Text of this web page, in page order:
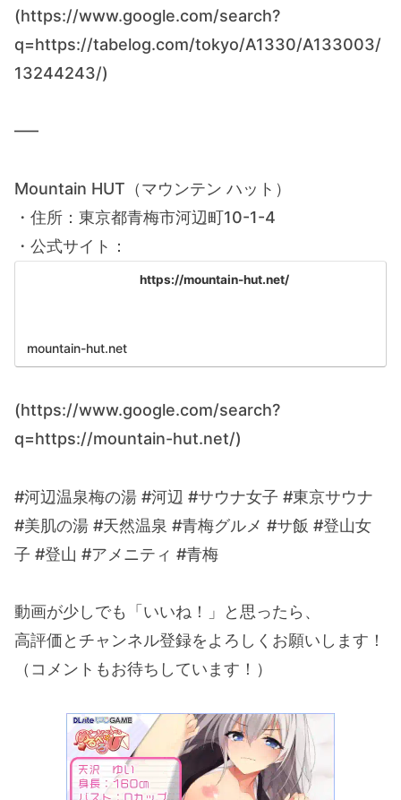
(https://www.google.com/search?
q=https://tabelog.com/tokyo/A1330/A133003/
13244243/)
—–
Mountain HUT（マウンテン ハット）
・住所：東京都青梅市河辺町10-1-4
・公式サイト：
https://mountain-hut.net/
mountain-hut.net
(https://www.google.com/search?
q=https://mountain-hut.net/)
#河辺温泉梅の湯 #河辺 #サウナ女子 #東京サウナ
#美肌の湯 #天然温泉 #青梅グルメ #サ飯 #登山女
子 #登山 #アメニティ #青梅
動画が少しでも「いいね！」と思ったら、
高評価とチャンネル登録をよろしくお願いします！
（コメントもお待ちしています！）